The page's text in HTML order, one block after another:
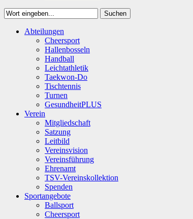
Suchen
SuchenAbteilungen
Cheersport
Hallenbosseln
Handball
Leichtathletik
Taekwon-Do
Tischtennis
Turnen
GesundheitPLUS
Verein
Mitgliedschaft
Satzung
Leitbild
Vereinsvision
Vereinsführung
Ehrenamt
TSV-Vereinskollektion
Spenden
Sportangebote
Ballsport
Cheersport